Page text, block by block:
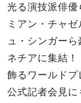
光る演技派俳
ミアン・チャ
ュ・シンガー
ネチアに集結
飾るワールド
公式記者会見に